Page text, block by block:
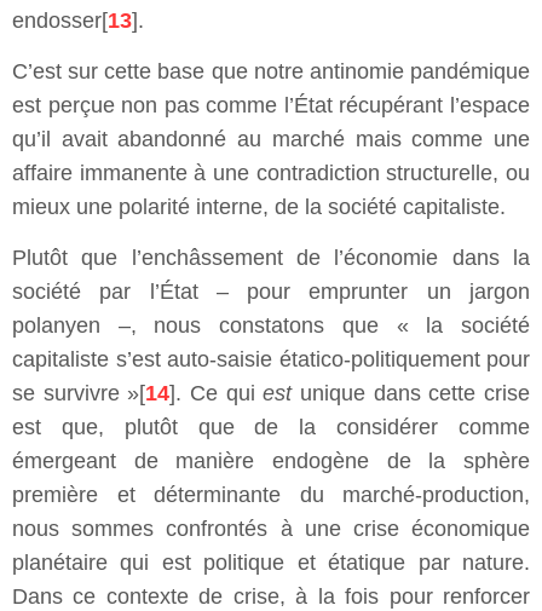
endosser[13].
C’est sur cette base que notre antinomie pandémique
est perçue non pas comme l’État récupérant l’espace
qu’il avait abandonné au marché mais comme une
affaire immanente à une contradiction structurelle, ou
mieux une polarité interne, de la société capitaliste.
Plutôt que l’enchâssement de l’économie dans la
société par l’État – pour emprunter un jargon
polanyen –, nous constatons que « la société
capitaliste s’est auto-saisie étatico-politiquement pour
se survivre »[14]. Ce quiest unique dans cette crise
est que, plutôt que de la considérer comme
émergeant de manière endogène de la sphère
première et déterminante du marché-production,
nous sommes confrontés à une crise économique
planétaire qui est politique et étatique par nature.
Dans ce contexte de crise, à la fois pour renforcer